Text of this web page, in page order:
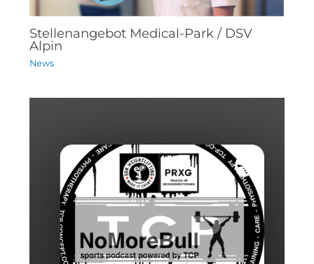
Stellenangebot Medical-Park / DSV
Alpin
News